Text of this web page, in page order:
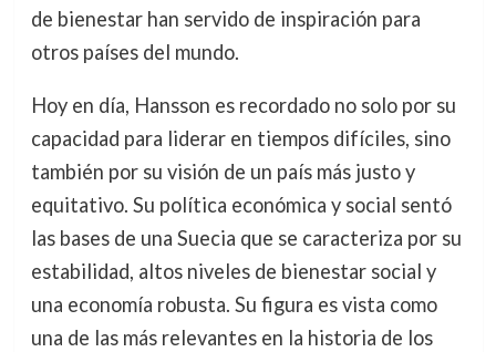
de bienestar han servido de inspiración para
otros países del mundo.
Hoy en día, Hansson es recordado no solo por su
capacidad para liderar en tiempos difíciles, sino
también por su visión de un país más justo y
equitativo. Su política económica y social sentó
las bases de una Suecia que se caracteriza por su
estabilidad, altos niveles de bienestar social y
una economía robusta. Su figura es vista como
una de las más relevantes en la historia de los